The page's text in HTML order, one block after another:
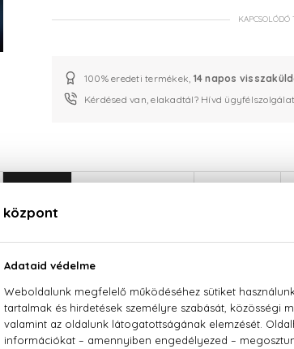
100% eredeti termékek, 14 napos
Kérdésed van, elakadtál? Hívd
Signature Red Dragon For Man Eau De